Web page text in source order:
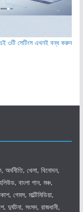
৩টি সেটিংস এখনই বন্ধ করুন
খেলা, বিনোদন,
বাংলা গান, মঞ্চ,
গেমস, মাল্টিমিডিয়া,
দুর্ঘটনা, সংসদ, রাজধানী,